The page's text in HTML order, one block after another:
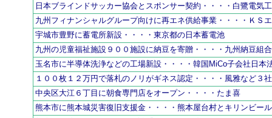
日本ブラインドサッカー協会とスポンサー契約・・・・白鷺電気
九州フィナンシャルグループ向けに再エネ供給事業・・・・ＫＳ
宇城市豊野に蓄電所新設・・・・東京都の日本蓄電池
九州の児童福祉施設９００施設に納豆を寄贈・・・・九州納豆組合
玉名市に半導体洗浄などの工場新設・・・・韓国MiCo子会社日本
１００枚１２万円で落札のノリがギネス認定・・・・風雅など３社
中央区大江６丁目に朝食専門店をオープン・・・・たま喜
熊本市に熊本城災害復旧支援金・・・・熊本屋台村とキリンビー